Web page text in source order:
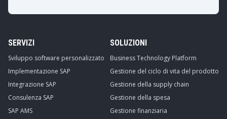
SERVIZI
Sviluppo software personalizzato
Implementazione SAP
Integrazione SAP
Consulenza SAP
SAP AMS
SOLUZIONI
Business Technology Platform
Gestione del ciclo di vita del prodotto
Gestione della supply chain
Gestione della spesa
Gestione finanziaria